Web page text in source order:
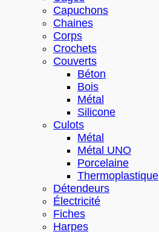
Capuchons
Chaines
Corps
Crochets
Couverts
Béton
Bois
Métal
Silicone
Culots
Métal
Métal UNO
Porcelaine
Thermoplastique
Détendeurs
Électricité
Fiches
Harpes